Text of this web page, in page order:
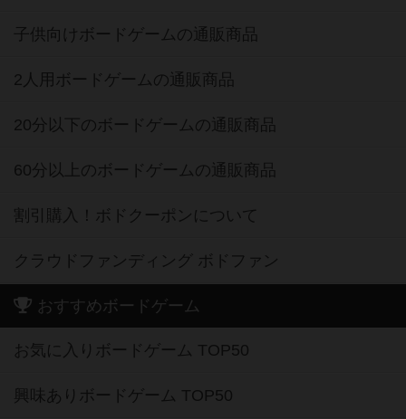
子供向けボードゲームの通販商品
2人用ボードゲームの通販商品
20分以下のボードゲームの通販商品
60分以上のボードゲームの通販商品
割引購入！ボドクーポンについて
クラウドファンディング ボドファン
おすすめボードゲーム
お気に入りボードゲーム TOP50
興味ありボードゲーム TOP50